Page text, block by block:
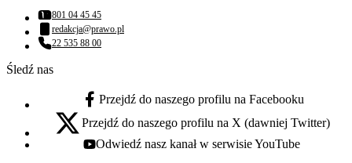
Numer telefonu:
801 04 45 45
Adres email:
redakcja@prawo.pl
Numer telefonu:
22 535 88 00
Śledź nas
facebook - otwiera się w nowej karcie
Przejdź do naszego profilu na Facebooku
x - otwiera się w nowej karcie
Przejdź do naszego profilu na X (dawniej Twitter)
youtube - otwiera się w nowej karcie
Odwiedź nasz kanał w serwisie YouTube